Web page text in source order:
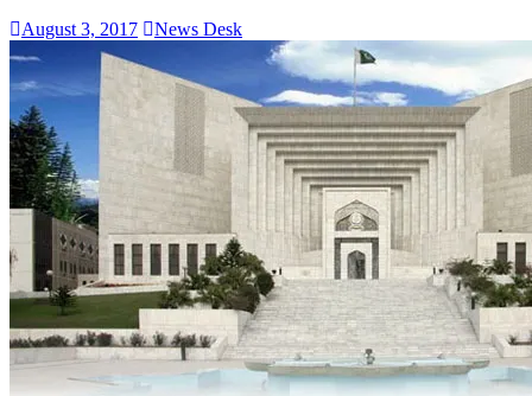
August 3, 2017 News Desk